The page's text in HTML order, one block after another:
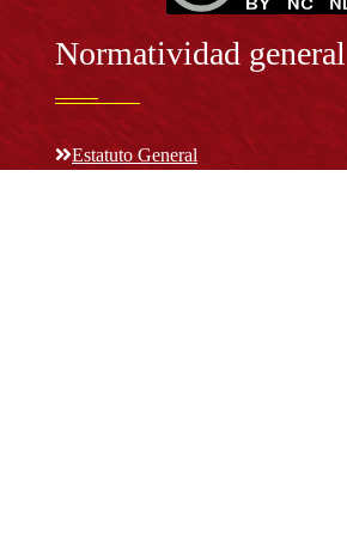
Normatividad general
Estatuto General